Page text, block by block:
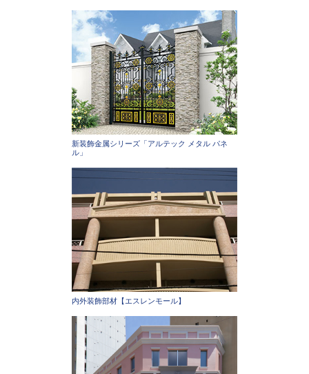
新装飾金属シリーズ「アルテック メタル パネ
ル」
内外装飾部材【エスレンモール】